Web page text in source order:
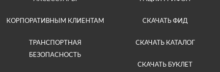
КОРПОРАТИВНЫМ КЛИЕНТАМ
ТРАНСПОРТНАЯ
БЕЗОПАСНОСТЬ
СКАЧАТЬ ФИД
СКАЧАТЬ КАТАЛОГ
СКАЧАТЬ БУКЛЕТ